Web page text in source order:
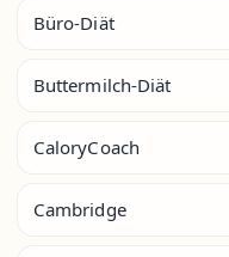
Büro-Diät
Buttermilch-Diät
CaloryCoach
Cambridge